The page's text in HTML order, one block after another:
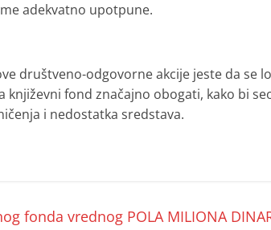
adekvatno upotpune.
društveno-odgovorne akcije jeste da se
fond značajno obogati, kako bi
i nedostatka sredstava.
fonda vrednog POLA MILIONA